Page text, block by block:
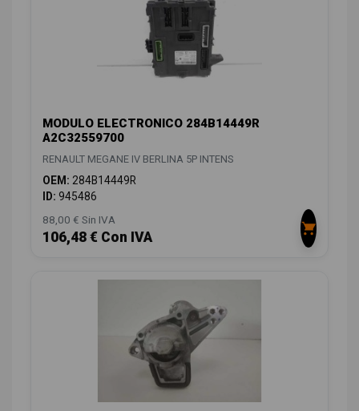
MODULO ELECTRONICO 284B14449R
A2C32559700
RENAULT MEGANE IV BERLINA 5P INTENS
OEM: 284B14449R
ID: 945486
88,00 € Sin IVA
106,48 € Con IVA